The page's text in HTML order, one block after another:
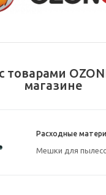
товарами
магазине
Расходные
Мешки для